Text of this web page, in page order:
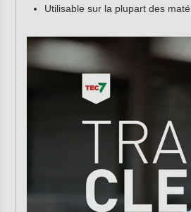
Utilisable sur la plupart des